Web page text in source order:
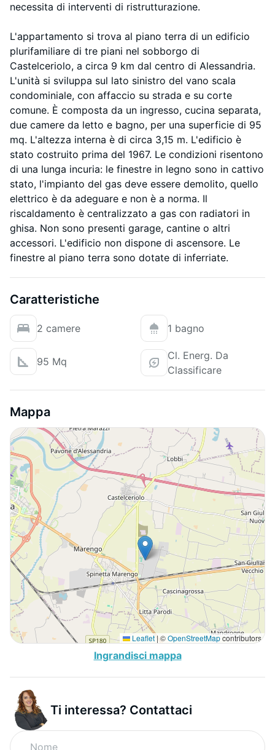
necessita di interventi di ristrutturazione.
L'appartamento si trova al piano terra di un edificio
plurifamiliare di tre piani nel sobborgo di
Castelceriolo, a circa 9 km dal centro di Alessandria.
L'unità si sviluppa sul lato sinistro del vano scala
condominiale, con affaccio su strada e su corte
comune. È composta da un ingresso, cucina separata,
due camere da letto e bagno, per una superficie di 95
mq. L'altezza interna è di circa 3,15 m. L'edificio è
stato costruito prima del 1967. Le condizioni risentono
di una lunga incuria: le finestre in legno sono in cattivo
stato, l'impianto del gas deve essere demolito, quello
elettrico è da adeguare e non è a norma. Il
riscaldamento è centralizzato a gas con radiatori in
ghisa. Non sono presenti garage, cantine o altri
accessori. L'edificio non dispone di ascensore. Le
finestre al piano terra sono dotate di inferriate.
Caratteristiche
2 camere 1 bagno
95 Mq
Cl. Energ. Da
Classificare
Mappa
Leaflet | ©OpenStreetMapcontributors
Ingrandisci mappa
Ti interessa? Contattaci